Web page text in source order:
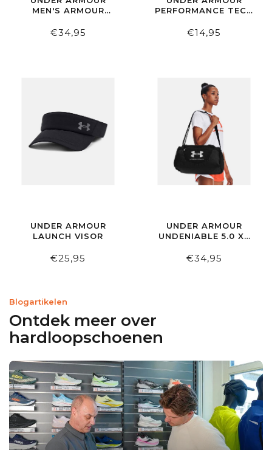
MEN'S ARMOUR
€34,95
PERFORMANCE TECH
SOCKS 3-PACK
€14,95
UNDER ARMOUR
LAUNCH VISOR
€25,95
UNDER ARMOUR
UNDENIABLE 5.0 XS
€34,95
Blogartikelen
Ontdek meer over
hardloopschoenen